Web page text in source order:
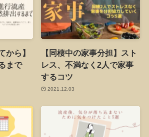
から】
まで
【同棲中の家事分担】スト
レス、不満なく2人で家事
するコツ
2021.12.03